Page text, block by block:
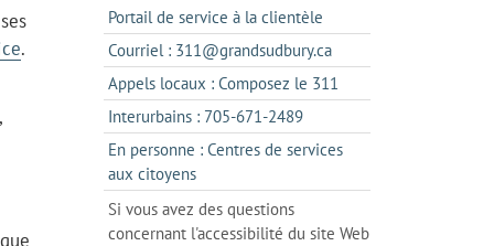
.
Portail de service à la clientèles'ouvre
dans
un
nouvel
Courriel : 311@grandsudbury.cas'ouvre
dans
votre
de
Appels locaux : Composez le 311
dans
un
client
téléphone
Interurbains : 705-671-2489s'ouvre
dans
client
votre
En personne : Centres de services
aux citoyenss'ouvre
dans
l'onglet
Si vous avez des questions
concernant l'accessibilité du site Web